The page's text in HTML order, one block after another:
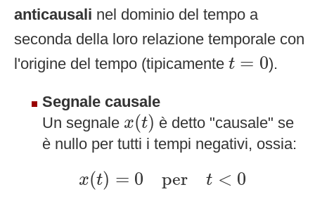
anticausali nel dominio del tempo a
seconda della loro relazione temporale con
l'origine del tempo (tipicamente t = 0
t= ).
Segnale causale
Un segnale x(t)
x(t) è detto "causale" se
è nullo per tutti i tempi negativi, ossia:
x(t) = 0 per t < 0
)= 0